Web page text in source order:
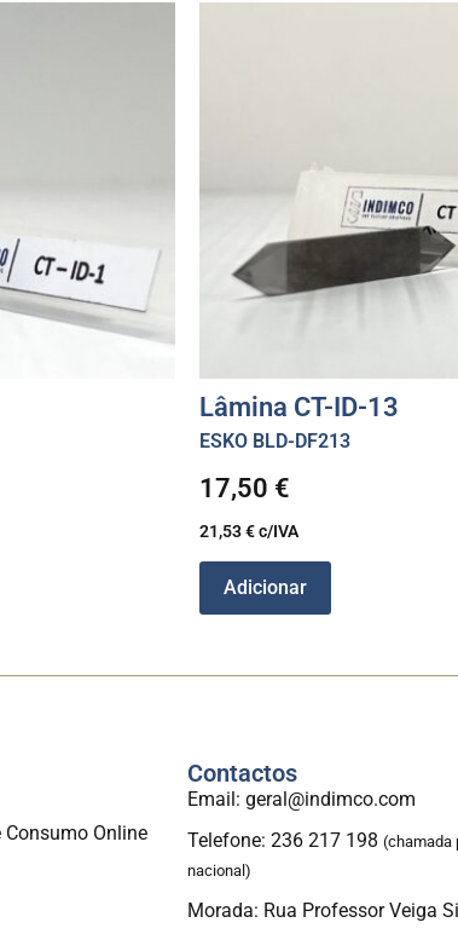
Lâmina CT-ID-13
ESKO BLD-DF213
17,50 €
21,53€c/IVA
Adicionar
Online
Contactos
Email: geral@indimco.com
Telefone: 236 217 198 (chamada
nacional)
Morada: Rua Professor Veiga